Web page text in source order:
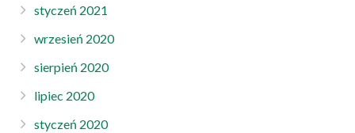
styczeń 2021
wrzesień 2020
sierpień 2020
lipiec 2020
styczeń 2020